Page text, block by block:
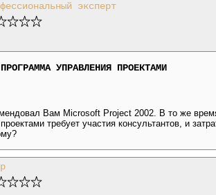
эксперт
УПРАВЛЕНИЯ ПРОЕКТАМИ
Вам Microsoft Project 2002. В то же
требует участия консультантов, и